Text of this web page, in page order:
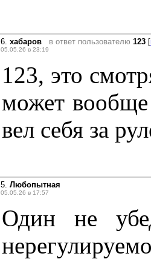
6. хабаров в ответ пользователю 123 [
05.05.26 в 23:19
123, это
может вообще
вел себя за
5. Любопытная
05.05.26 в 17:57
Один не